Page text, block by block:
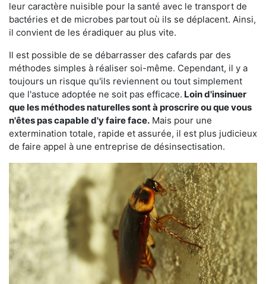
leur caractère nuisible pour la santé avec le transport de
bactéries et de microbes partout où ils se déplacent. Ainsi,
il convient de les éradiquer au plus vite.
Il est possible de se débarrasser des cafards par des
méthodes simples à réaliser soi-même. Cependant, il y a
toujours un risque qu'ils reviennent ou tout simplement
que l'astuce adoptée ne soit pas efficace. Loin d'insinuer
que les méthodes naturelles sont à proscrire ou que vous
n'êtes pas capable d'y faire face. Mais pour une
extermination totale, rapide et assurée, il est plus judicieux
de faire appel à une entreprise de désinsectisation.